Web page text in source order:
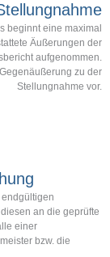
beginnt eine maximal
Äußerungen der
aufgenommen.
zu der
Stellungnahme vor.
an die geprüfte
einer
bzw. die